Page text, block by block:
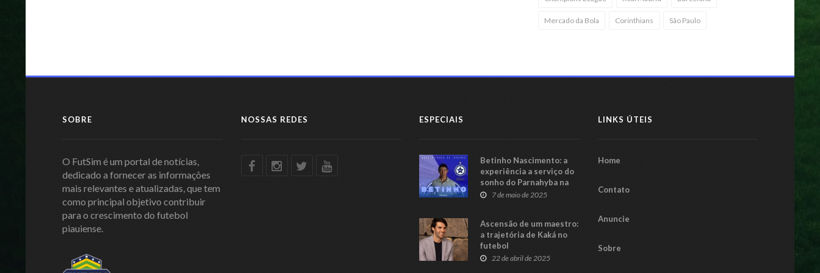
Mercado da Bola Corinthians São Paulo
SOBRE
O FutSim é um portal de notícias,
dedicado a fornecer as informações
mais relevantes e atualizadas, que tem
como principal objetivo contribuir
para o crescimento do futebol
piauiense.
NOSSAS REDES ESPECIAIS
Betinho Nascimento: a
experiência a serviço do
sonho do Parnahyba na
Série C
7 de maio de 2025
Ascensão de um maestro:
a trajetória de Kaká no
futebol
22 de abril de 2025
LINKS ÚTEIS
Home
Contato
Anuncie
Sobre